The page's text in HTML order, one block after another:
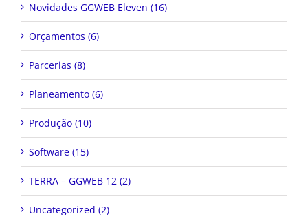
Novidades GGWEB Eleven (16)
Orçamentos (6)
Parcerias (8)
Planeamento (6)
Produção (10)
Software (15)
TERRA – GGWEB 12 (2)
Uncategorized (2)